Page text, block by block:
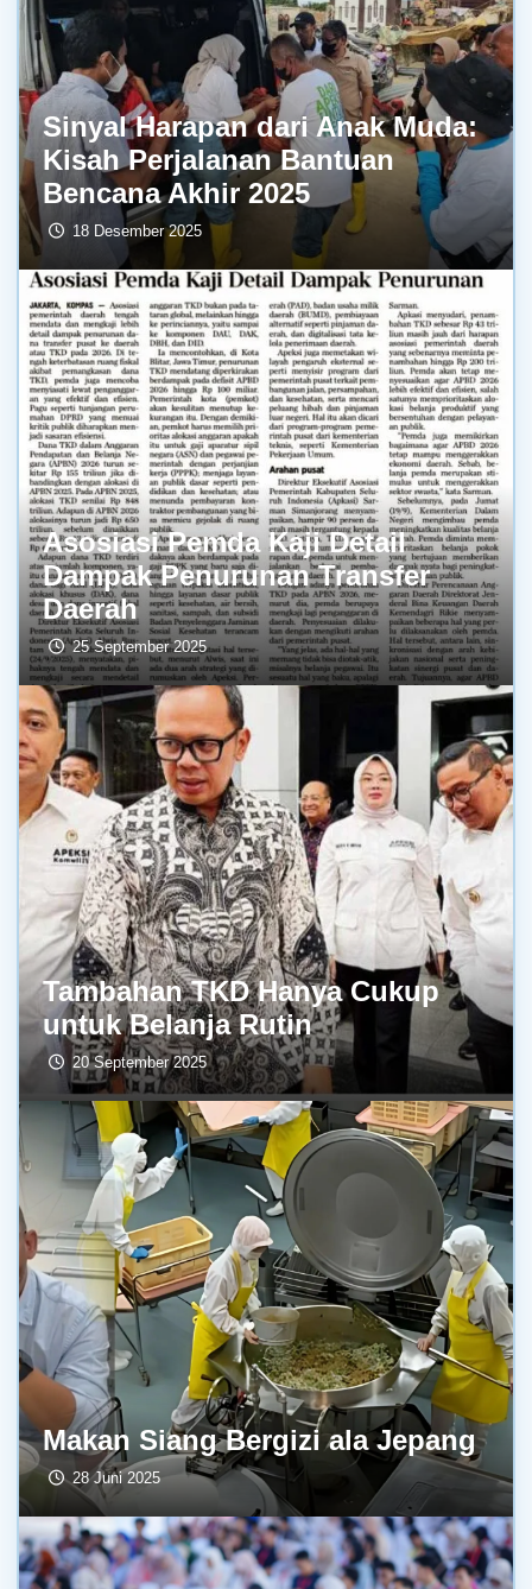
Sinyal Harapan dari Anak Muda:
Kisah Perjalanan Bantuan
Bencana Akhir 2025
18 Desember 2025
Asosiasi Pemda Kaji Detail
Dampak Penurunan Transfer
Daerah
25 September 2025
Tambahan TKD Hanya Cukup
untuk Belanja Rutin
20 September 2025
Makan Siang Bergizi ala Jepang
28 Juni 2025